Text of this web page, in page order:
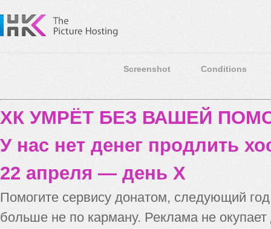
Screenshot Conditions
ХК УМРЁТ БЕЗ ВАШЕЙ
У нас нет денег продлить
22 апреля — день X
Помогите сервису донатом, следующий
больше не по карману. Реклама не